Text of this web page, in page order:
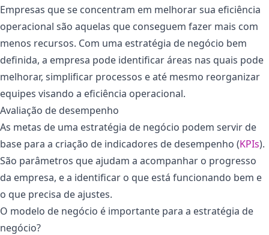
Empresas que se concentram em melhorar sua eficiência
operacional são aquelas que conseguem fazer mais com
menos recursos. Com uma estratégia de negócio bem
definida, a empresa pode identificar áreas nas quais pode
melhorar, simplificar processos e até mesmo reorganizar
equipes visando a eficiência operacional.
Avaliação de desempenho
As metas de uma estratégia de negócio podem servir de
base para a criação de indicadores de desempenho (KPIs).
São parâmetros que ajudam a acompanhar o progresso
da empresa, e a identificar o que está funcionando bem e
o que precisa de ajustes.
O modelo de negócio é importante para a estratégia de
negócio?